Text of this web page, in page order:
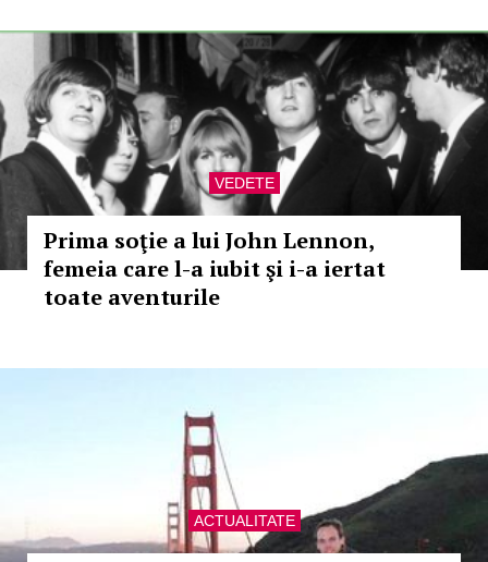
VEDETE
Prima soţie a lui John Lennon,
femeia care l-a iubit şi i-a iertat
toate aventurile
ACTUALITATE